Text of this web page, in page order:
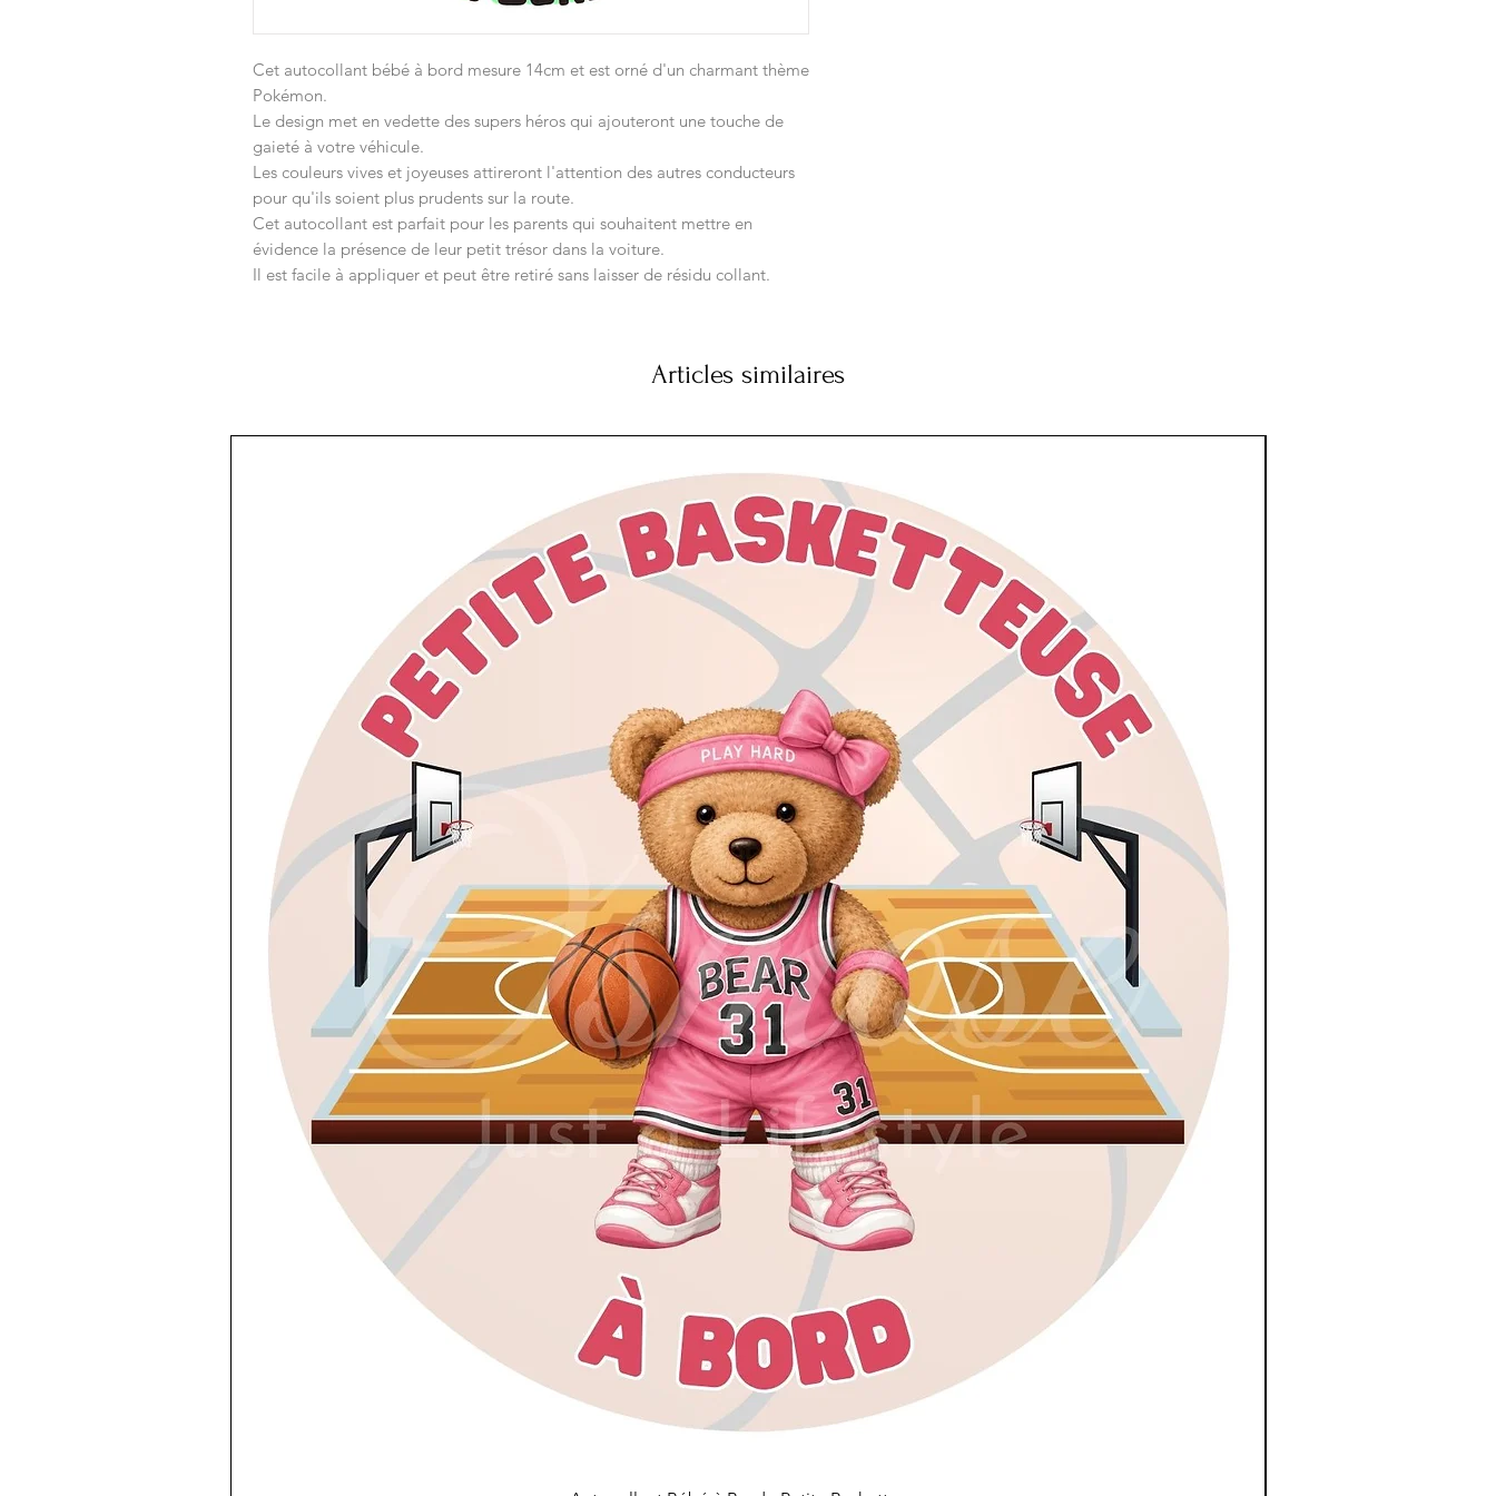
Cet autocollant bébé à bord mesure 14cm et est orné d'un charmant thème
Pokémon.
Le design met en vedette des supers héros qui ajouteront une touche de
gaieté à votre véhicule.
Les couleurs vives et joyeuses attireront l'attention des autres conducteurs
pour qu'ils soient plus prudents sur la route.
Cet autocollant est parfait pour les parents qui souhaitent mettre en
évidence la présence de leur petit trésor dans la voiture.
Il est facile à appliquer et peut être retiré sans laisser de résidu collant.
Articles similaires